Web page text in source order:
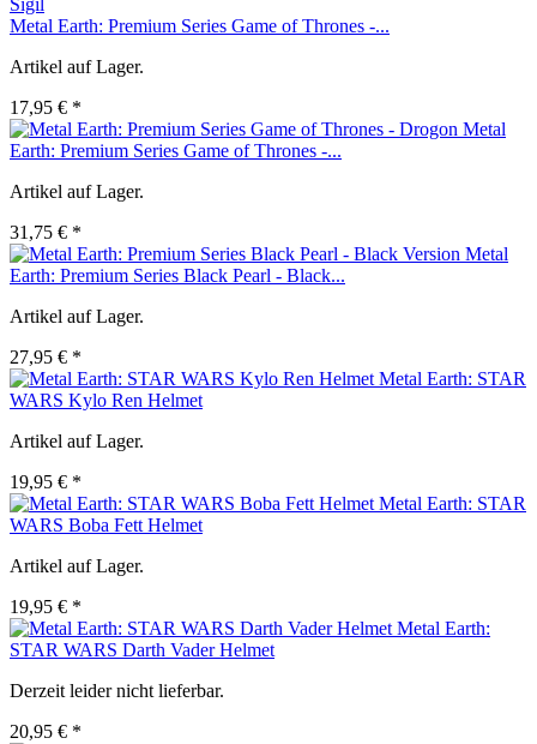
Metal Earth: Premium Series Game of Thrones -...
Artikel auf Lager.
17,95 € *
Metal
Earth: Premium Series Game of Thrones -...
Artikel auf Lager.
31,75 € *
Metal
Earth: Premium Series Black Pearl - Black...
Artikel auf Lager.
27,95 € *
Metal Earth: STAR
WARS Kylo Ren Helmet
Artikel auf Lager.
19,95 € *
Metal Earth: STAR
WARS Boba Fett Helmet
Artikel auf Lager.
19,95 € *
Metal Earth:
STAR WARS Darth Vader Helmet
Derzeit leider nicht lieferbar.
20,95 € *